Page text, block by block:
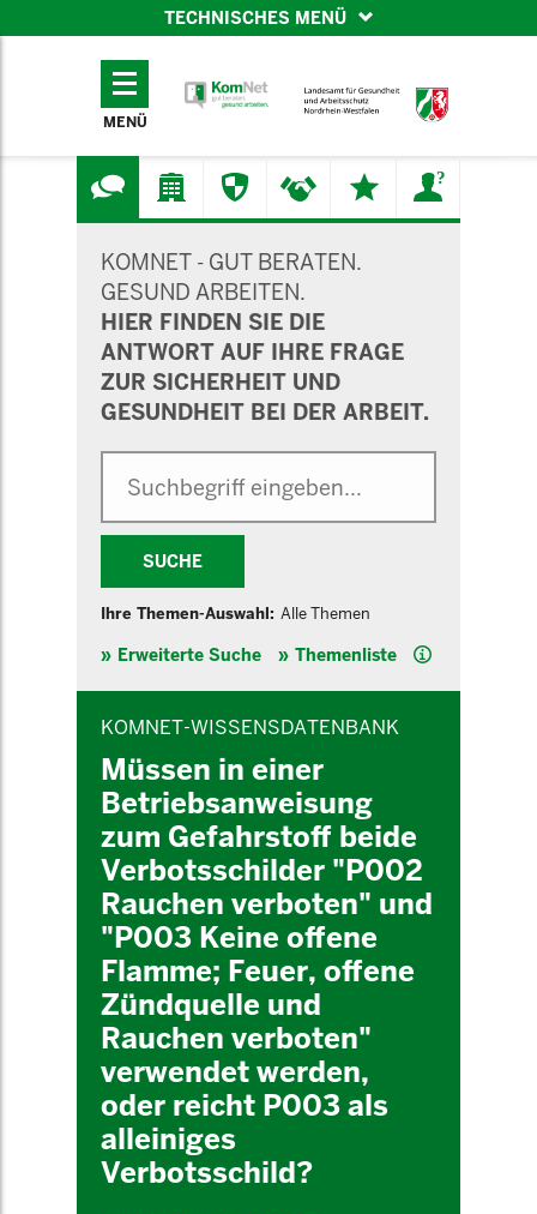
TECHNISCHES MENÜ
TECHNISCHES
MENÜ
KOMNET - GUT BERATEN.
GESUND ARBEITEN.
HIER FINDEN SIE DIE
ANTWORT AUF IHRE FRAGE
ZUR SICHERHEIT UND
GESUNDHEIT BEI DER ARBEIT.
SUCHE
Ihre Themen-Auswahl: Alle Themen
Erweiterte Suche Themenliste Hilfe
KOMNET-WISSENSDATENBANK
Müssen in einer
Betriebsanweisung
zum Gefahrstoff beide
Verbotsschilder "P002
Rauchen verboten" und
"P003 Keine offene
Flamme; Feuer, offene
Zündquelle und
Rauchen verboten"
verwendet werden,
oder reicht P003 als
alleiniges
Verbotsschild?